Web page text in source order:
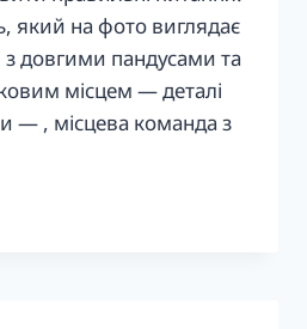
який на фото виглядає
довгими пандусами та
місцем — деталі
— , місцева команда з